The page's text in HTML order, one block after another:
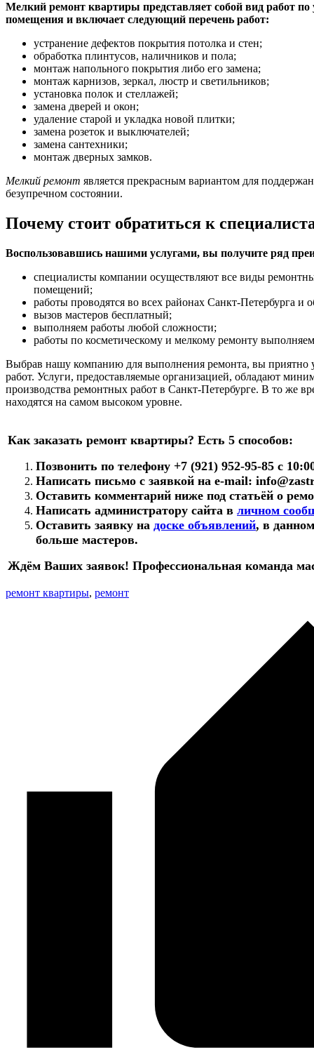
Мелкий ремонт квартиры представляет собой вид работ по
помещения и включает следующий перечень работ:
устранение дефектов покрытия потолка и стен;
обработка плинтусов, наличников и пола;
монтаж напольного покрытия либо его замена;
монтаж карнизов, зеркал, люстр и светильников;
установка полок и стеллажей;
замена дверей и окон;
удаление старой и укладка новой плитки;
замена розеток и выключателей;
замена сантехники;
монтаж дверных замков.
Мелкий ремонт является прекрасным вариантом для
безупречном состоянии.
Почему стоит обратиться к
Воспользовавшись нашими услугами, вы получите ряд
специалисты компании осуществляют все виды
помещений;
работы проводятся во всех районах Санкт-Петербурга и
вызов мастеров бесплатный;
выполняем работы любой сложности;
работы по косметическому и мелкому ремонту
Выбрав нашу компанию для выполнения ремонта, вы приятно
работ. Услуги, предоставляемые организацией, обладают
производства ремонтных работ в Санкт-Петербурге. В то же
находятся на самом высоком уровне.
Как заказать ремонт квартиры? Есть 5 способов:
Позвонить по телефону +7 (921) 952-95-85 с
Написать письмо с заявкой на e-mail:
Оставить комментарий ниже под статьёй о
Написать администратору сайта в личном
Оставить заявку на доске объявлений, в
больше мастеров.
Ждём Ваших заявок! Профессиональная команда
ремонт квартиры, ремонт